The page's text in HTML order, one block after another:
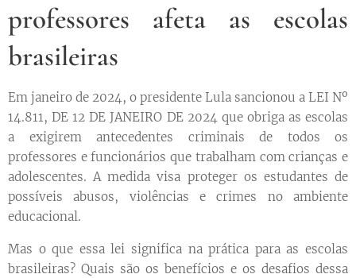
professores afeta as escolas
brasileiras
Em janeiro de 2024, o presidente Lula sancionou a LEI Nº
14.811, DE 12 DE JANEIRO DE 2024 que obriga as escolas
a exigirem antecedentes criminais de todos os
professores e funcionários que trabalham com crianças e
adolescentes. A medida visa proteger os estudantes de
possíveis abusos, violências e crimes no ambiente
educacional.
Mas o que essa lei significa na prática para as escolas
brasileiras? Quais são os benefícios e os desafios dessa